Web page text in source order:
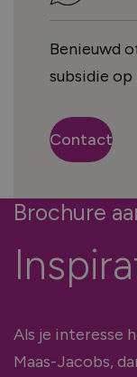
Benieuwd
subsidie
Contact
Brochure
Als je interesse
Maas-Jacobs,